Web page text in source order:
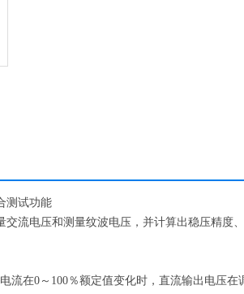
测试功能
流电压和测量纹波电压，并计算出稳压精度、
流在0～100％额定值变化时，直流输出电压在